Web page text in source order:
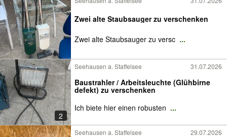
Zwei alte Staubsauger zu verschenken
Zwei alte Staubsauger zu versc ...
2
Seehausen a. Staffelsee 31.07.2026
Baustrahler / Arbeitsleuchte (Glühbirne
defekt) zu verschenken
Ich biete hier einen robusten ...
Seehausen a. Staffelsee 29.07.2026